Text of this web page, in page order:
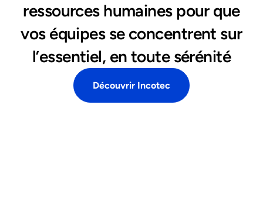
ressources humaines pour que
vos équipes se concentrent sur
l’essentiel, en toute sérénité
Découvrir Incotec